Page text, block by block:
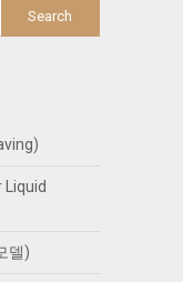
델)